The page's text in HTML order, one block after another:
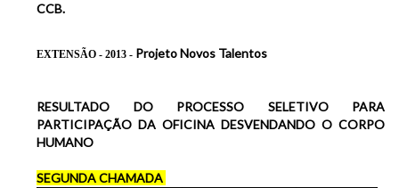
CCB.
EXTENSÃO - 2013 - Projeto Novos Talentos
RESULTADO DO PROCESSO SELETIVO PARA
PARTICIPAÇÃO DA OFICINA DESVENDANDO O CORPO
HUMANO
SEGUNDA CHAMADA